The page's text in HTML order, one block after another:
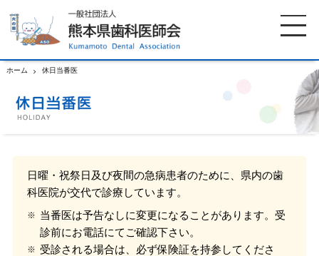
ホーム 休日当番医
日曜・祝祭日及び夜間の急病患者のために、県内の歯
科医院が交代で診療しています。
当番医は予告なしに変更になることがあります。受
診前にお電話にてご確認下さい。
受診される場合は、必ず保険証を持参してくださ
ホーム 歯科医師会について
お知らせ 口腔保健センター